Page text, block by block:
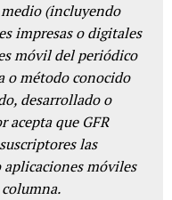
(incluyendo
impresas o digitales
móvil del periódico
o método conocido
desarrollado o
acepta que GFR
las
móviles
columna.